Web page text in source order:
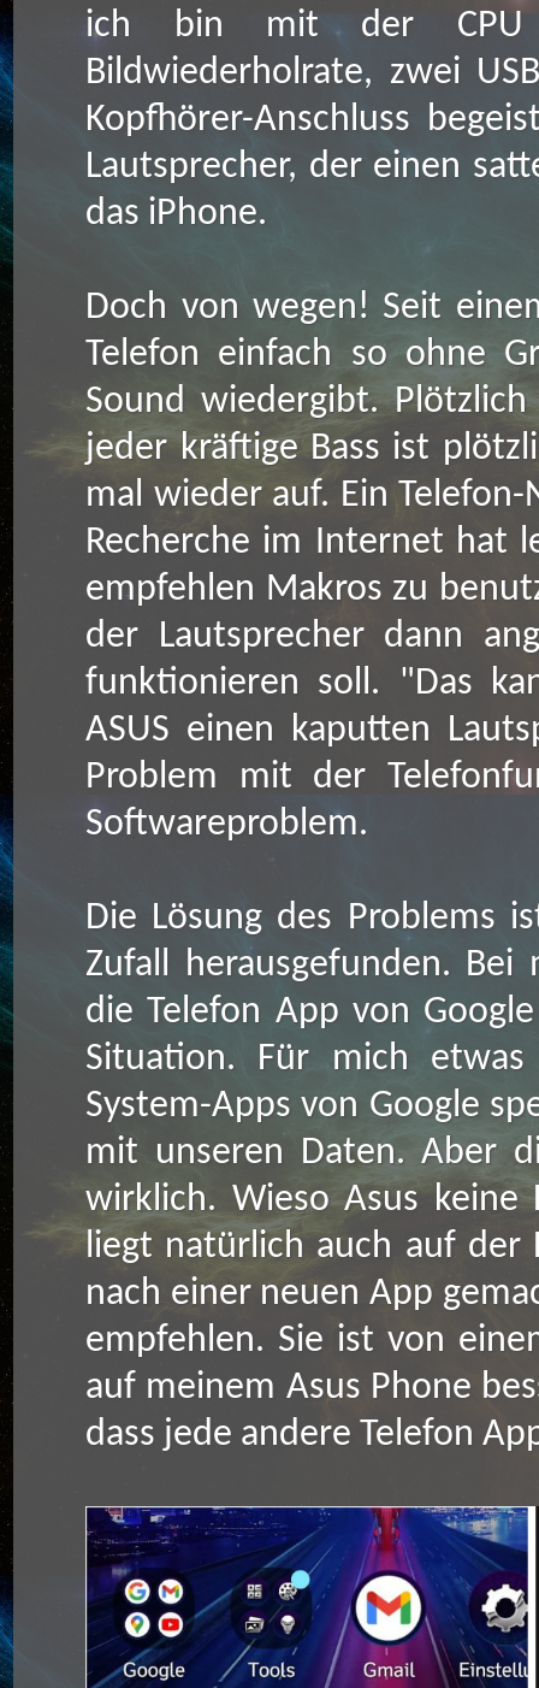
ich bin mit der CPU
Bildwiederholrate, zwei
Kopfhörer-Anschluss
Lautsprecher, der einen
das iPhone.
Doch von wegen! Seit
Telefon einfach so ohne
Sound wiedergibt.
jeder kräftige Bass ist
mal wieder auf. Ein
Recherche im Internet hat
empfehlen Makros zu
der Lautsprecher dann
funktionieren soll. "Das
ASUS einen kaputten
Problem mit der
Softwareproblem.
Die Lösung des Problems
Zufall herausgefunden. Bei
die Telefon App von
Situation. Für mich
System-Apps von Google
mit unseren Daten. Aber
wirklich. Wieso Asus
liegt natürlich auch auf der
nach einer neuen App
empfehlen. Sie ist von
auf meinem Asus Phone
dass jede andere Telefon